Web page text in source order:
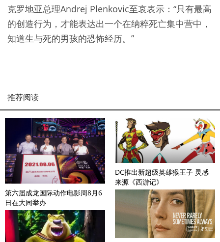
克罗地亚总理Andrej Plenkovic至哀表示：“只有最高
的创造行为，才能表达出一个在纳粹死亡集中营中，
知道生与死的男孩的恐怖经历。”
推荐阅读
第六届成龙国际动作电影周8月6
日在大同举办
DC推出新超级英雄猴王子 灵感
来源《西游记》